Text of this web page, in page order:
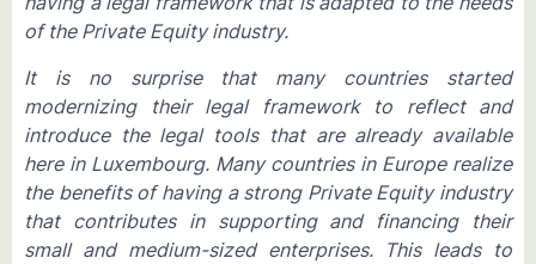
of the Private Equity industry.
It is no surprise that many countries started
modernizing their legal framework to reflect and
introduce the legal tools that are already available
here in Luxembourg. Many countries in Europe realize
the benefits of having a strong Private Equity industry
that contributes in supporting and financing their
small and medium-sized enterprises. This leads to